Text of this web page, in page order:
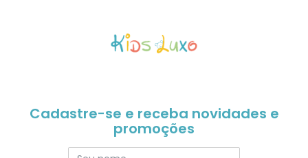
Cadastre-se e receba novidades e
promoções